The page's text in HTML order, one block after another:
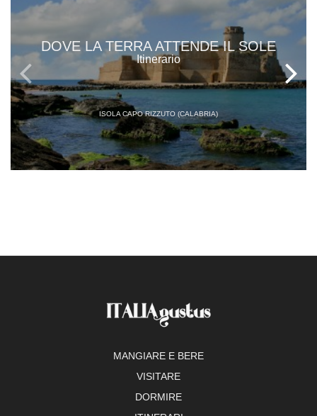
DOVE LA TERRA ATTENDE IL SOLE
Itinerario
ISOLA CAPO RIZZUTO (CALABRIA)
MANGIARE E BERE
VISITARE
DORMIRE